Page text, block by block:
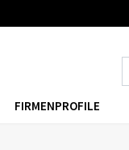
FIRMENPROFILE